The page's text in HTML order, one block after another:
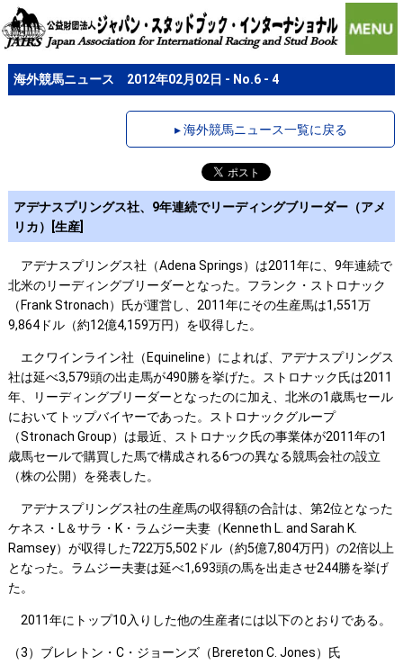
海外競馬ニュース 2012年02月02日 - No.6 - 4
▸ 海外競馬ニュース一覧に戻る
アデナスプリングス社、9年連続でリーディングブリーダー（アメ
リカ）[生産]
アデナスプリングス社（Adena Springs）は2011年に、9年連続で
北米のリーディングブリーダーとなった。フランク・ストロナック
（Frank Stronach）氏が運営し、2011年にその生産馬は1,551万
9,864ドル（約12億4,159万円）を収得した。
エクワインライン社（Equineline）によれば、アデナスプリングス
社は延べ3,579頭の出走馬が490勝を挙げた。ストロナック氏は2011
年、リーディングブリーダーとなったのに加え、北米の1歳馬セール
においてトップバイヤーであった。ストロナックグループ
（Stronach Group）は最近、ストロナック氏の事業体が2011年の1
歳馬セールで購買した馬で構成される6つの異なる競馬会社の設立
（株の公開）を発表した。
アデナスプリングス社の生産馬の収得額の合計は、第2位となった
ケネス・L＆サラ・K・ラムジー夫妻（Kenneth L. and Sarah K.
Ramsey）が収得した722万5,502ドル（約5億7,804万円）の2倍以上
となった。ラムジー夫妻は延べ1,693頭の馬を出走させ244勝を挙げ
た。
2011年にトップ10入りした他の生産者には以下のとおりである。
（3）ブレレトン・C・ジョーンズ（Brereton C. Jones）氏